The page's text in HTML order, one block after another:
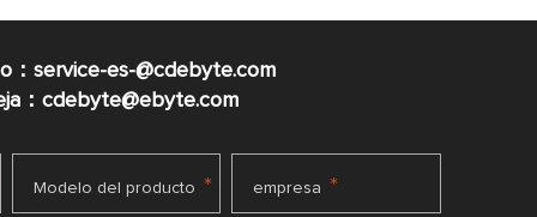
：service-es-@cdebyte.com
：cdebyte@ebyte.com
Modelo del producto * empresa *